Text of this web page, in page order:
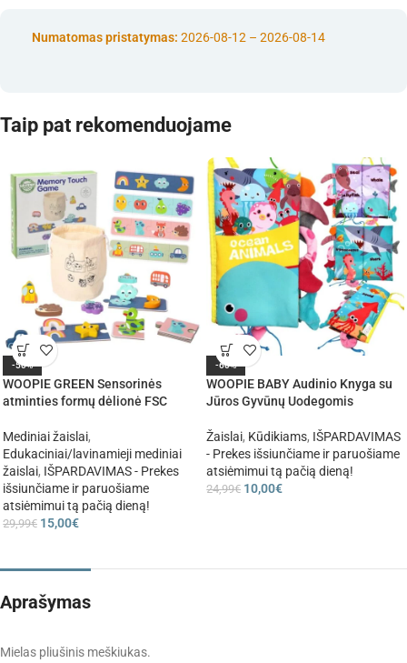
Numatomas pristatymas: 2026-08-12 – 2026-08-14
Taip pat rekomenduojame
-50%
WOOPIE GREEN Sensorinės
atminties formų dėlionė FSC
Mediniai žaislai,
Edukaciniai/lavinamieji mediniai
žaislai, IŠPARDAVIMAS - Prekes
išsiunčiame ir paruošiame
atsiėmimui tą pačią dieną!
29,99€ 15,00€
-60%
WOOPIE BABY Audinio Knyga su
Jūros Gyvūnų Uodegomis
Žaislai, Kūdikiams, IŠPARDAVIMAS
- Prekes išsiunčiame ir paruošiame
atsiėmimui tą pačią dieną!
24,99€ 10,00€
Aprašymas
Mielas pliušinis meškiukas.